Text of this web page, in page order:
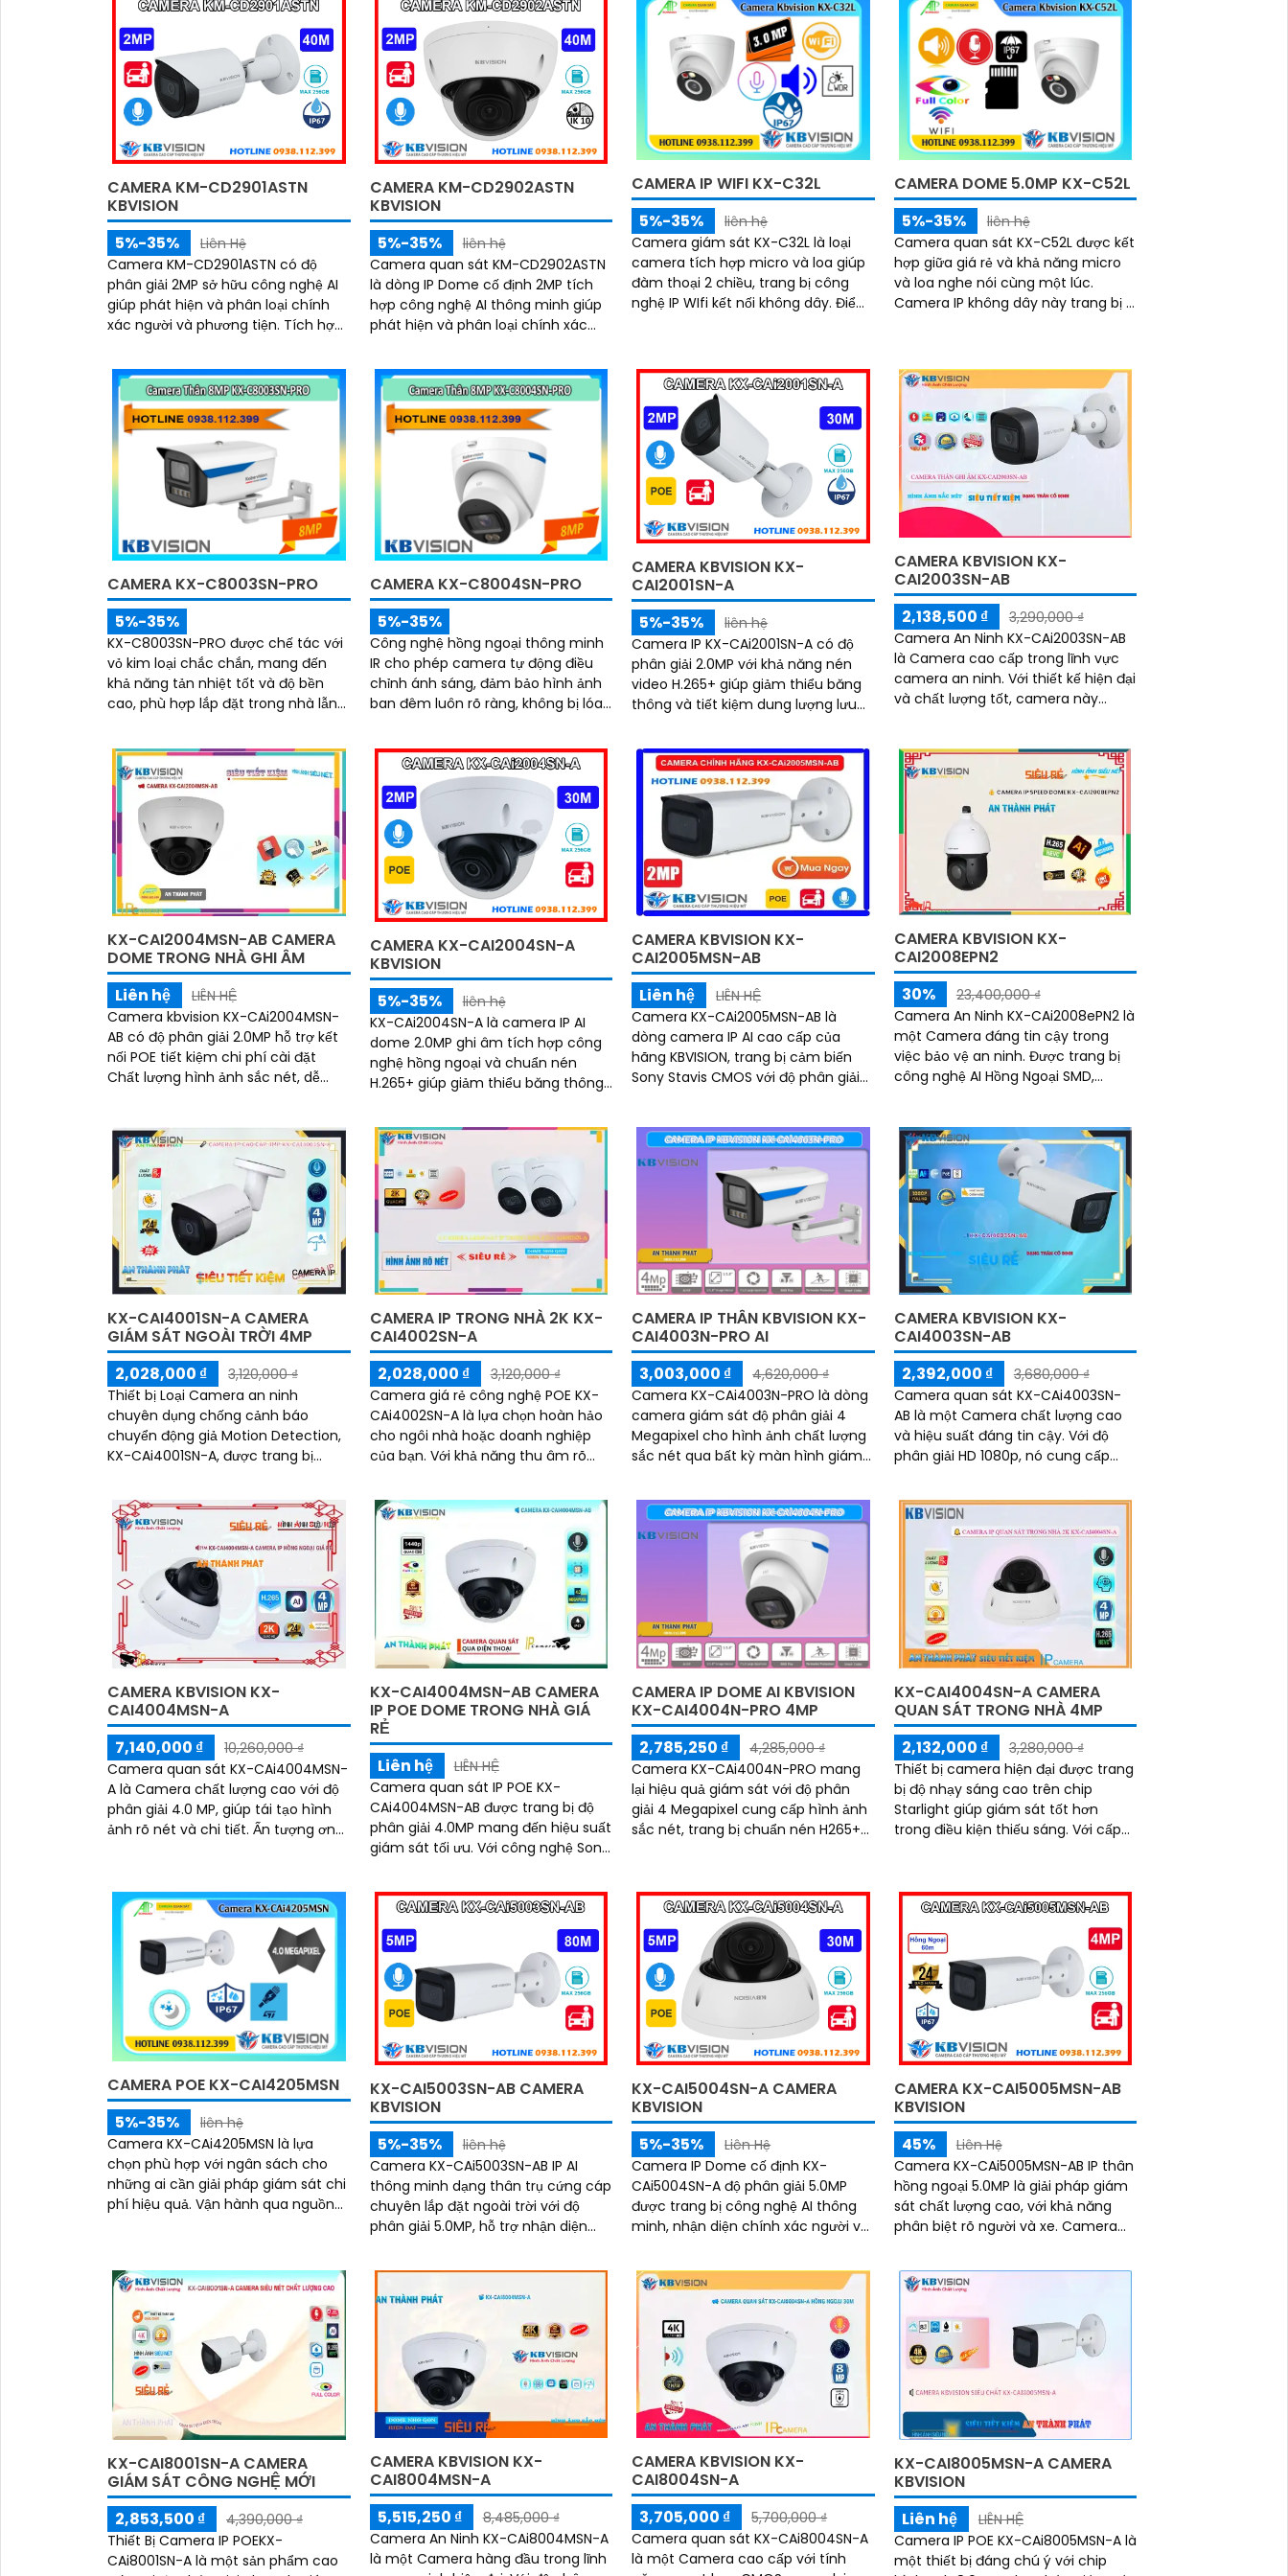
CAMERA KM-CD2901ASTN
KBVISION
5%-35%
Liên Hệ
Camera KM-CD2901ASTN có độ
phân giải 2MP sở hữu công nghệ AI
giúp phát hiện và phân loại chính
xác người và phương tiện. Tích hợp
nhớ Micro SD 256GB và đạt chuẩn
IP67, IK10, đảm bảo hoạt động bền bỉ
trong mọi điều kiện môi trường
CAMERA KM-CD2902ASTN
KBVISION
5%-35%
liên hệ
Camera quan sát KM-CD2902ASTN
là dòng IP Dome cố định 2MP tích
hợp công nghệ AI thông minh giúp
phát hiện và phân loại chính xác
hồng ngoại 40m, chuẩn IP67, IK10,
chống sét 5000V và hỗ trợ PoE,
camera hoạt động ổn định trong
mọi điều kiện môi trường
CAMERA IP WIFI KX-C32L
5%-35%
liên hệ
Camera giám sát KX-C32L là loại
camera tích hợp micro và loa giúp
đàm thoại 2 chiều, trang bị công
nghệ IP WIfi kết nối không dây. Điểm
CAMERA DOME 5.0MP KX-C52L
5%-35%
liên hệ
Camera quan sát KX-C52L được kết
hợp giữa giá rẻ và khả năng micro
và loa nghe nói cùng một lúc.
Camera IP không dây này trang bị 2
nhìn rộng đáng để tham khảo
CAMERA KX-C8003SN-PRO
5%-35%
KX-C8003SN-PRO được chế tác với
vỏ kim loại chắc chắn, mang đến
khả năng tản nhiệt tốt và độ bền
cao, phù hợp lắp đặt trong nhà lẫn
chi phí cho người dùng
CAMERA KX-C8004SN-PRO
5%-35%
Công nghệ hồng ngoại thông minh
IR cho phép camera tự động điều
chỉnh ánh sáng, đảm bảo hình ảnh
ban đêm luôn rõ ràng, không bị lóa
(3DNR), hình ảnh thu được luôn
mượt mà, màu sắc chân thực và
chi tiết rõ nét, ngay cả trong môi
trường ánh sáng yếu hoặc ánh sáng
phức tạp như ngược sáng hoặc
chói nắng
CAMERA KBVISION KX-
CAI2001SN-A
5%-35%
liên hệ
Camera IP KX-CAi2001SN-A có độ
phân giải 2.0MP với khả năng nén
video H.265+ giúp giảm thiểu băng
thông và tiết kiệm dung lượng lưu
thông minh...
CAMERA KBVISION KX-
CAI2003SN-AB
2,138,500 ₫
3,290,000 ₫
Camera An Ninh KX-CAi2003SN-AB
là Camera cao cấp trong lĩnh vực
camera an ninh. Với thiết kế hiện đại
và chất lượng tốt, camera này
KX-CAI2004MSN-AB CAMERA
DOME TRONG NHÀ GHI ÂM
Liên hệ
LIÊN HỆ
Camera kbvision KX-CAi2004MSN-
AB có độ phân giải 2.0MP hỗ trợ kết
nối POE tiết kiệm chi phí cài đặt
Chất lượng hình ảnh sắc nét, dễ
CAMERA KX-CAI2004SN-A
KBVISION
5%-35%
liên hệ
KX-CAi2004SN-A là camera IP AI
dome 2.0MP ghi âm tích hợp công
nghệ hồng ngoại và chuẩn nén
H.265+ giúp giảm thiểu băng thông
CAMERA KBVISION KX-
CAI2005MSN-AB
Liên hệ
LIÊN HỆ
Camera KX-CAi2005MSN-AB là
dòng camera IP AI cao cấp của
hãng KBVISION, trang bị cảm biến
Sony Stavis CMOS với độ phân giải
CAMERA KBVISION KX-
CAI2008EPN2
30%
23,400,000 ₫
Camera An Ninh KX-CAi2008ePN2 là
một Camera đáng tin cậy trong
việc bảo vệ an ninh. Được trang bị
công nghệ AI Hồng Ngoại SMD,
KX-CAI4001SN-A CAMERA
GIÁM SÁT NGOÀI TRỜI 4MP
2,028,000 ₫
3,120,000 ₫
Thiết bị Loại Camera an ninh
chuyên dụng chống cảnh báo
chuyển động giả Motion Detection,
KX-CAi4001SN-A, được trang bị
và khả năng chống ngược...
CAMERA IP TRONG NHÀ 2K KX-
CAI4002SN-A
2,028,000 ₫
3,120,000 ₫
Camera giá rẻ công nghệ POE KX-
CAi4002SN-A là lựa chọn hoàn hảo
cho ngôi nhà hoặc doanh nghiệp
của bạn. Với khả năng thu âm rõ
chuyển động lạ, camera này đảm
bảo an toàn và an ninh tối đa
CAMERA IP THÂN KBVISION KX-
CAI4003N-PRO AI
3,003,000 ₫
4,620,000 ₫
Camera KX-CAi4003N-PRO là dòng
camera giám sát độ phân giải 4
Megapixel cho hình ảnh chất lượng
sắc nét qua bất kỳ màn hình giám
năng thông minh như phát hiện
hàng rào ảo, xâm nhập và phân biệt
người/xe (SMD Plus), cùng khả năng
tìm kiếm sự kiện thông minh giúp
nâng cao hiệu quả giám sát an ninh
CAMERA KBVISION KX-
CAI4003SN-AB
2,392,000 ₫
3,680,000 ₫
Camera quan sát KX-CAi4003SN-
AB là một Camera chất lượng cao
và hiệu suất đáng tin cậy. Với độ
phân giải HD 1080p, nó cung cấp
CAMERA KBVISION KX-
CAI4004MSN-A
7,140,000 ₫
10,260,000 ₫
Camera quan sát KX-CAi4004MSN-
A là Camera chất lượng cao với độ
phân giải 4.0 MP, giúp tái tạo hình
ảnh rõ nét và chi tiết. Ấn tượng ơn
KX-CAI4004MSN-AB CAMERA
IP POE DOME TRONG NHÀ GIÁ
RẺ
Liên hệ
LIÊN HỆ
Camera quan sát IP POE KX-
CAi4004MSN-AB được trang bị độ
phân giải 4.0MP mang đến hiệu suất
giám sát tối ưu. Với công nghệ Sony
đẹp, rõ nét ngay...
CAMERA IP DOME AI KBVISION
KX-CAI4004N-PRO 4MP
2,785,250 ₫
4,285,000 ₫
Camera KX-CAi4004N-PRO mang
lại hiệu quả giám sát với độ phân
giải 4 Megapixel cung cấp hình ảnh
sắc nét, trang bị chuẩn nén H265+
camera còn đem lại khả năng phát
hiện thông minh như hàng rào ảo,
xâm nhập, và phân biệt người/xe
(SMD Plus) bảo vệ an ninh hiệu quả
KX-CAI4004SN-A CAMERA
QUAN SÁT TRONG NHÀ 4MP
2,132,000 ₫
3,280,000 ₫
Thiết bị camera hiện đại được trang
bị độ nhạy sáng cao trên chip
Starlight giúp giám sát tốt hơn
trong điều kiện thiếu sáng. Với cấp
nhớ, model KX-CAi4004SN-A mang
đến hiệu suất cao
CAMERA POE KX-CAI4205MSN
5%-35%
liên hệ
Camera KX-CAi4205MSN là lựa
chọn phù hợp với ngân sách cho
những ai cần giải pháp giám sát chi
phí hiệu quả. Vận hành qua nguồn
KX-CAI5003SN-AB CAMERA
KBVISION
5%-35%
liên hệ
Camera KX-CAi5003SN-AB IP AI
thông minh dạng thân trụ cứng cáp
chuyên lắp đặt ngoài trời với độ
phân giải 5.0MP, hỗ trợ nhận diện
nâng cao hiệu quả giám sát.
KX-CAI5004SN-A CAMERA
KBVISION
5%-35%
Liên Hệ
Camera IP Dome cố định KX-
CAi5004SN-A độ phân giải 5.0MP
được trang bị công nghệ AI thông
minh, nhận diện chính xác người và
ngược sáng, tầm nhìn...
CAMERA KX-CAI5005MSN-AB
KBVISION
45%
Liên Hệ
Camera KX-CAi5005MSN-AB IP thân
hồng ngoại 5.0MP là giải pháp giám
sát chất lượng cao, với khả năng
phân biệt rõ người và xe. Camera
60m, giúp...
KX-CAI8001SN-A CAMERA
GIÁM SÁT CÔNG NGHỆ MỚI
2,853,500 ₫
4,390,000 ₫
Thiết Bị Camera IP POEKX-
CAi8001SN-A là một sản phẩm cao
CAMERA KBVISION KX-
CAI8004MSN-A
5,515,250 ₫
8,485,000 ₫
Camera An Ninh KX-CAi8004MSN-A
là một Camera hàng đầu trong lĩnh
CAMERA KBVISION KX-
CAI8004SN-A
3,705,000 ₫
5,700,000 ₫
Camera quan sát KX-CAi8004SN-A
là một Camera cao cấp với tính
KX-CAI8005MSN-A CAMERA
KBVISION
Liên hệ
LIÊN HỆ
Camera IP POE KX-CAi8005MSN-A là
một thiết bị đáng chú ý với chip